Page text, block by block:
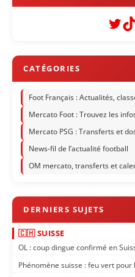
Foot Français : Actualités,
Mercato Foot : Trouvez les
Mercato PSG : Transferts et
News-fil de l’actualité football
OM mercato, transferts et
🇨🇭 SUISSE
OL : coup dingue confirmé en
Phénomène suisse : feu vert pour